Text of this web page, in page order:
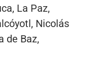
La Paz,
Nicolás
de Baz,